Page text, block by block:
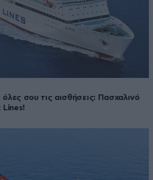
σου τις αισθήσεις: Πασχαλινό
Lines!